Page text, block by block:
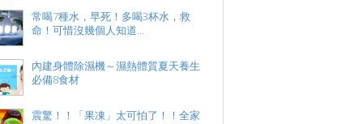
常喝7種水，早死！多喝3杯水，救
命！可惜沒幾個人知道...
內建身體除濕機～濕熱體質夏天養生
必備8食材
震驚！！「果凍」太可怕了！！全家